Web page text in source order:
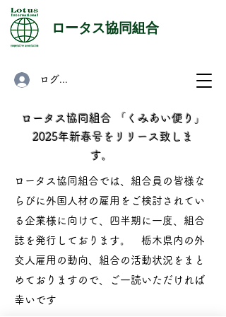
​ロータス協同組合
ログイン
ロータス協同組合 「くみあい便り」
2025年新春号をリリース致しま
す。
ロータス協同組合では、組合員の皆様な
らびに外国人材の雇用をご検討されてい
る企業様に向けて、四半期に一度、組合
誌を発行しております。 栃木県内の外
交人雇用の動向、組合の活動状況をまと
めておりますので、ご一読いただければ
幸いです